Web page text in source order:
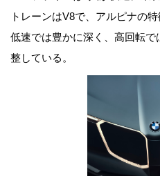
トレーンはV8で、アルピナの
低速では豊かに深く、高回転
整している。